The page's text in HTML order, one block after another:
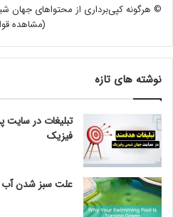
© هرگونه کپی‌برداری از محتواهای جهان
(مشاهده
نوشته های تازه
تبلیغات در
فیزیک
علت سبز شدن